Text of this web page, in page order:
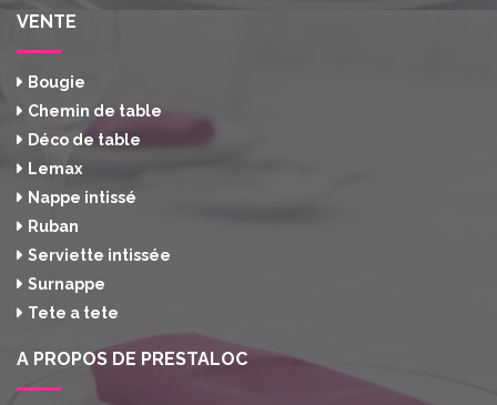
VENTE
Bougie
Chemin de table
Déco de table
Lemax
Nappe intissé
Ruban
Serviette intissée
Surnappe
Tete a tete
A PROPOS DE PRESTALOC